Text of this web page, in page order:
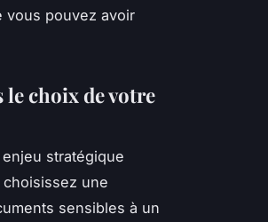
vous pouvez avoir
le choix de votre
stratégique
une
sensibles à un